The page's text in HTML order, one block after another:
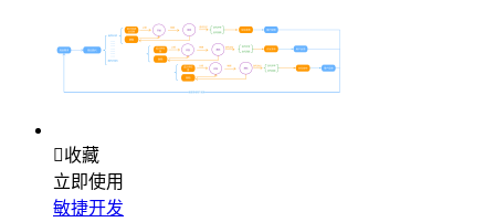
收藏
立即使用
敏捷开发